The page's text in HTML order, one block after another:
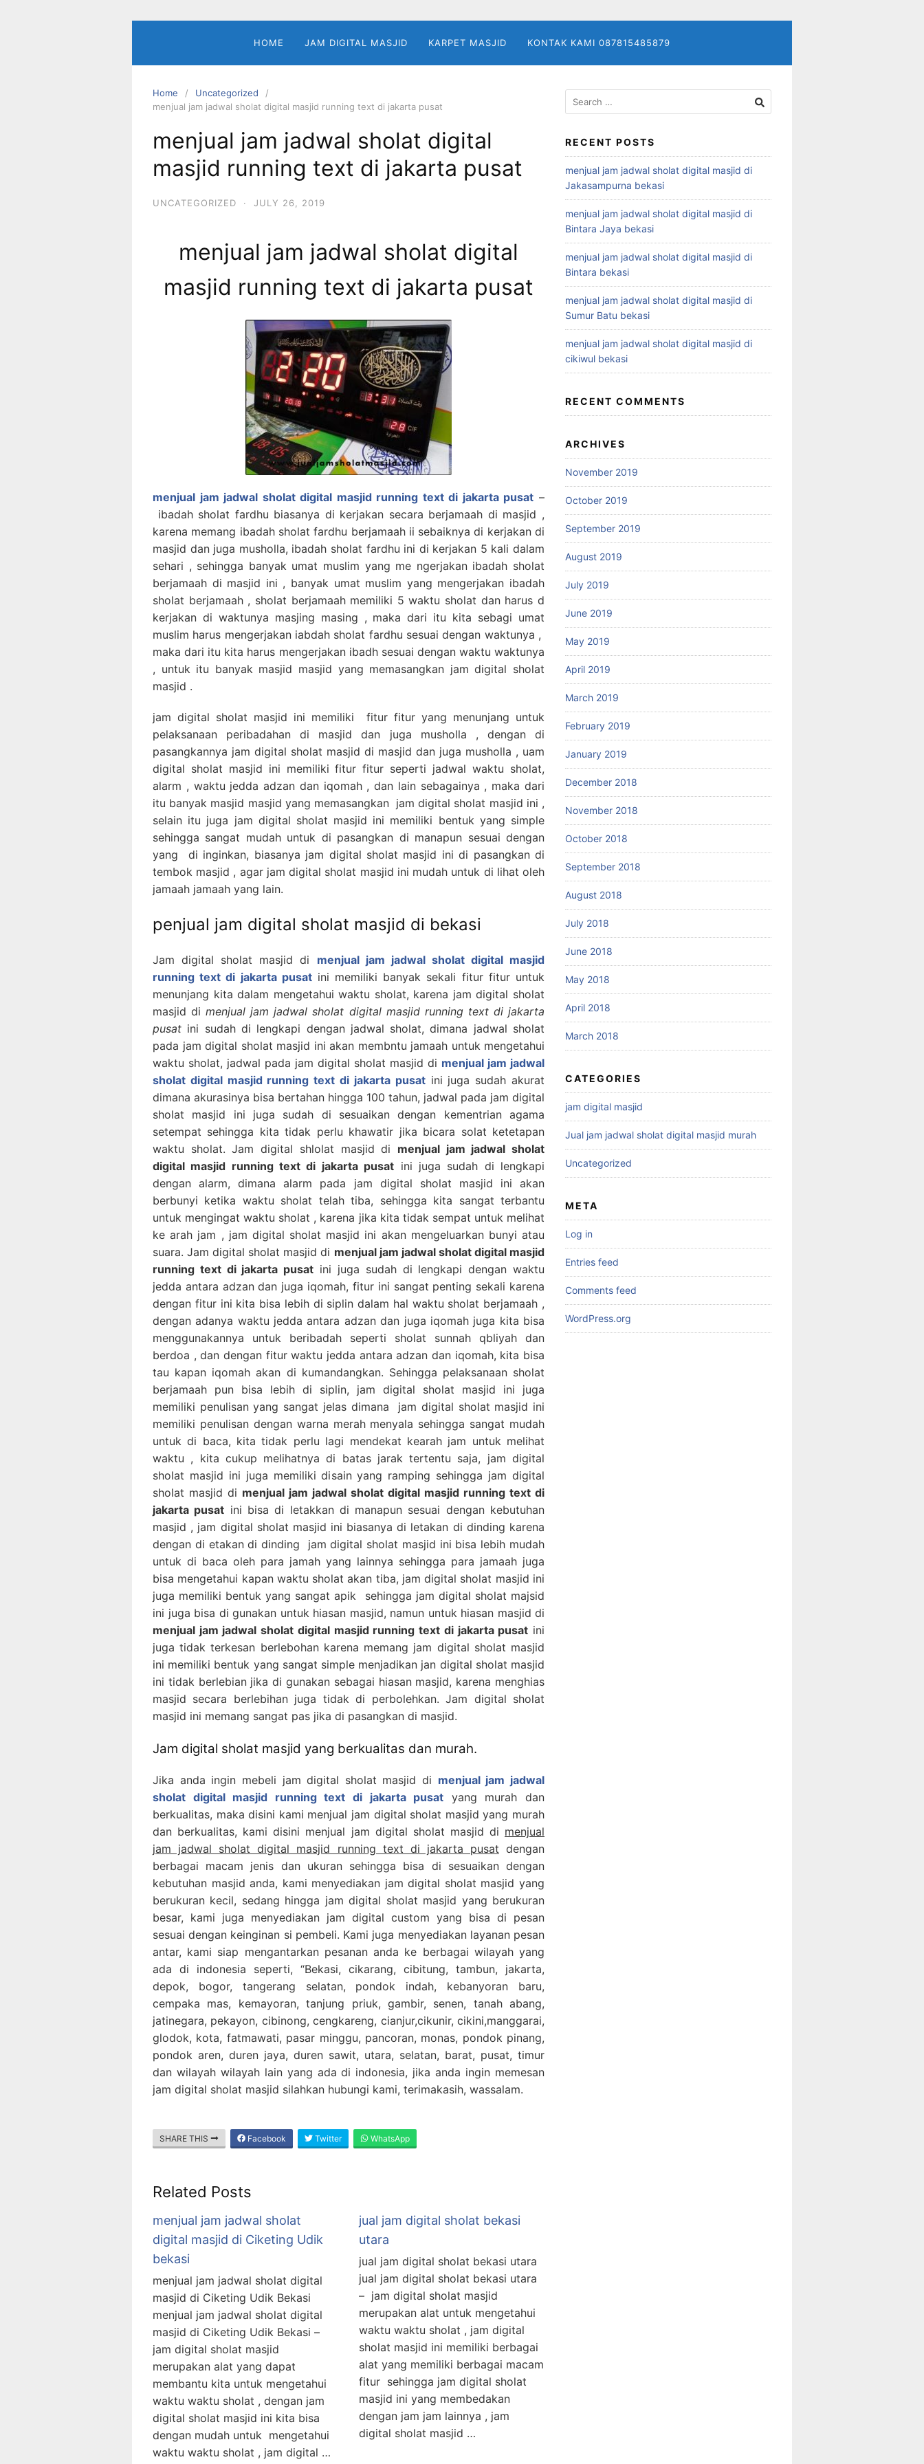
HOME JAM DIGITAL MASJID KARPET MASJID KONTAK KAMI 087815485879
Home
Uncategorized
menjual jam jadwal sholat digital masjid running text di jakarta pusat
menjual jam jadwal sholat digital
masjid running text di jakarta pusat
UNCATEGORIZED · JULY 26, 2019
menjual jam jadwal sholat digital
masjid running text di jakarta pusat
menjual jam jadwal sholat digital masjid running text di jakarta pusat –
ibadah sholat fardhu biasanya di kerjakan secara berjamaah di masjid ,
karena memang ibadah sholat fardhu berjamaah ii sebaiknya di kerjakan di
masjid dan juga musholla, ibadah sholat fardhu ini di kerjakan 5 kali dalam
sehari , sehingga banyak umat muslim yang me ngerjakan ibadah sholat
berjamaah di masjid ini , banyak umat muslim yang mengerjakan ibadah
sholat berjamaah , sholat berjamaah memiliki 5 waktu sholat dan harus d
kerjakan di waktunya masjing masing , maka dari itu kita sebagi umat
muslim harus mengerjakan iabdah sholat fardhu sesuai dengan waktunya ,
maka dari itu kita harus mengerjakan ibadh sesuai dengan waktu waktunya
, untuk itu banyak masjid masjid yang memasangkan jam digital sholat
masjid .
jam digital sholat masjid ini memiliki fitur fitur yang menunjang untuk
pelaksanaan peribadahan di masjid dan juga musholla , dengan di
pasangkannya jam digital sholat masjid di masjid dan juga musholla , uam
digital sholat masjid ini memiliki fitur fitur seperti jadwal waktu sholat,
alarm , waktu jedda adzan dan iqomah , dan lain sebagainya , maka dari
itu banyak masjid masjid yang memasangkan jam digital sholat masjid ini ,
selain itu juga jam digital sholat masjid ini memiliki bentuk yang simple
sehingga sangat mudah untuk di pasangkan di manapun sesuai dengan
yang di inginkan, biasanya jam digital sholat masjid ini di pasangkan di
tembok masjid , agar jam digital sholat masjid ini mudah untuk di lihat oleh
jamaah jamaah yang lain.
penjual jam digital sholat masjid di bekasi
Jam digital sholat masjid di menjual jam jadwal sholat digital masjid
running text di jakarta pusatini memiliki banyak sekali fitur fitur untuk
menunjang kita dalam mengetahui waktu sholat, karena jam digital sholat
masjid dimenjual jam jadwal sholat digital masjid running text di jakarta
pusat ini sudah di lengkapi dengan jadwal sholat, dimana jadwal sholat
pada jam digital sholat masjid ini akan membntu jamaah untuk mengetahui
waktu sholat, jadwal pada jam digital sholat masjid di menjual jam jadwal
sholat digital masjid running text di jakarta pusatini juga sudah akurat
dimana akurasinya bisa bertahan hingga 100 tahun, jadwal pada jam digital
sholat masjid ini juga sudah di sesuaikan dengan kementrian agama
setempat sehingga kita tidak perlu khawatir jika bicara solat ketetapan
waktu sholat. Jam digital shlolat masjid di menjual jam jadwal sholat
digital masjid running text di jakarta pusat ini juga sudah di lengkapi
dengan alarm, dimana alarm pada jam digital sholat masjid ini akan
berbunyi ketika waktu sholat telah tiba, sehingga kita sangat terbantu
untuk mengingat waktu sholat , karena jika kita tidak sempat untuk melihat
ke arah jam , jam digital sholat masjid ini akan mengeluarkan bunyi atau
suara. Jam digital sholat masjid di menjual jam jadwal sholat digital masjid
running text di jakarta pusat ini juga sudah di lengkapi dengan waktu
jedda antara adzan dan juga iqomah, fitur ini sangat penting sekali karena
dengan fitur ini kita bisa lebih di siplin dalam hal waktu sholat berjamaah ,
dengan adanya waktu jedda antara adzan dan juga iqomah juga kita bisa
menggunakannya untuk beribadah seperti sholat sunnah qbliyah dan
berdoa , dan dengan fitur waktu jedda antara adzan dan iqomah, kita bisa
tau kapan iqomah akan di kumandangkan. Sehingga pelaksanaan sholat
berjamaah pun bisa lebih di siplin, jam digital sholat masjid ini juga
memiliki penulisan yang sangat jelas dimana jam digital sholat masjid ini
memiliki penulisan dengan warna merah menyala sehingga sangat mudah
untuk di baca, kita tidak perlu lagi mendekat kearah jam untuk melihat
waktu , kita cukup melihatnya di batas jarak tertentu saja, jam digital
sholat masjid ini juga memiliki disain yang ramping sehingga jam digital
sholat masjid di menjual jam jadwal sholat digital masjid running text di
jakarta pusat ini bisa di letakkan di manapun sesuai dengan kebutuhan
masjid , jam digital sholat masjid ini biasanya di letakan di dinding karena
dengan di etakan di dinding jam digital sholat masjid ini bisa lebih mudah
untuk di baca oleh para jamah yang lainnya sehingga para jamaah juga
bisa mengetahui kapan waktu sholat akan tiba, jam digital sholat masjid ini
juga memiliki bentuk yang sangat apik sehingga jam digital sholat majsid
ini juga bisa di gunakan untuk hiasan masjid, namun untuk hiasan masjid di
menjual jam jadwal sholat digital masjid running text di jakarta pusat ini
juga tidak terkesan berlebohan karena memang jam digital sholat masjid
ini memiliki bentuk yang sangat simple menjadikan jan digital sholat masjid
ini tidak berlebian jika di gunakan sebagai hiasan masjid, karena menghias
masjid secara berlebihan juga tidak di perbolehkan. Jam digital sholat
masjid ini memang sangat pas jika di pasangkan di masjid.
Jam digital sholat masjid yang berkualitas dan murah.
Jika anda ingin mebeli jam digital sholat masjid di menjual jam jadwal
sholat digital masjid running text di jakarta pusat yang murah dan
berkualitas, maka disini kami menjual jam digital sholat masjid yang murah
dan berkualitas, kami disini menjual jam digital sholat masjid di menjual
jam jadwal sholat digital masjid running text di jakarta pusat dengan
berbagai macam jenis dan ukuran sehingga bisa di sesuaikan dengan
kebutuhan masjid anda, kami menyediakan jam digital sholat masjid yang
berukuran kecil, sedang hingga jam digital sholat masjid yang berukuran
besar, kami juga menyediakan jam digital custom yang bisa di pesan
sesuai dengan keinginan si pembeli. Kami juga menyediakan layanan pesan
antar, kami siap mengantarkan pesanan anda ke berbagai wilayah yang
ada di indonesia seperti, “Bekasi, cikarang, cibitung, tambun, jakarta,
depok, bogor, tangerang selatan, pondok indah, kebanyoran baru,
cempaka mas, kemayoran, tanjung priuk, gambir, senen, tanah abang,
jatinegara, pekayon, cibinong, cengkareng, cianjur,cikunir, cikini,manggarai,
glodok, kota, fatmawati, pasar minggu, pancoran, monas, pondok pinang,
pondok aren, duren jaya, duren sawit, utara, selatan, barat, pusat, timur
dan wilayah wilayah lain yang ada di indonesia, jika anda ingin memesan
jam digital sholat masjid silahkan hubungi kami, terimakasih, wassalam.
SHARE THIS Facebook Twitter WhatsApp
Related Posts
menjual jam jadwal sholat
digital masjid di Ciketing Udik
bekasi
menjual jam jadwal sholat digital
masjid di Ciketing Udik Bekasi
menjual jam jadwal sholat digital
masjid di Ciketing Udik Bekasi –
jam digital sholat masjid
merupakan alat yang dapat
membantu kita untuk mengetahui
waktu waktu sholat , dengan jam
digital sholat masjid ini kita bisa
dengan mudah untuk mengetahui
waktu waktu sholat , jam digital …
jual jam digital sholat bekasi
utara
jual jam digital sholat bekasi utara
jual jam digital sholat bekasi utara
– jam digital sholat masjid
merupakan alat untuk mengetahui
waktu waktu sholat , jam digital
sholat masjid ini memiliki berbagai
alat yang memiliki berbagai macam
fitur sehingga jam digital sholat
masjid ini yang membedakan
dengan jam jam lainnya , jam
digital sholat masjid …
Search
for:
RECENT POSTS
menjual jam jadwal sholat digital masjid di
Jakasampurna bekasi
menjual jam jadwal sholat digital masjid di
Bintara Jaya bekasi
menjual jam jadwal sholat digital masjid di
Bintara bekasi
menjual jam jadwal sholat digital masjid di
Sumur Batu bekasi
menjual jam jadwal sholat digital masjid di
cikiwul bekasi
RECENT COMMENTS
ARCHIVES
November 2019
October 2019
September 2019
August 2019
July 2019
June 2019
May 2019
April 2019
March 2019
February 2019
January 2019
December 2018
November 2018
October 2018
September 2018
August 2018
July 2018
June 2018
May 2018
April 2018
March 2018
CATEGORIES
jam digital masjid
Jual jam jadwal sholat digital masjid murah
Uncategorized
META
Log in
Entries feed
Comments feed
WordPress.org